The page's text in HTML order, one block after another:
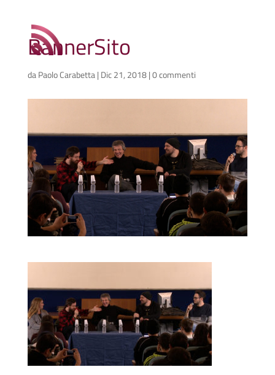
BannerSito
daPaolo Carabetta| Dic 21, 2018|0 commenti